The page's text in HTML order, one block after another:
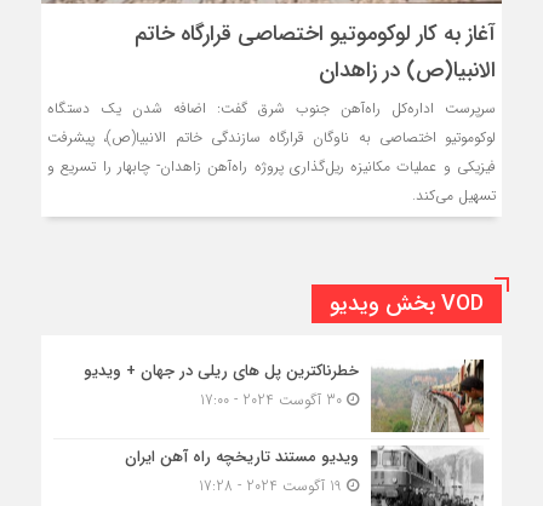
آغاز به کار لوکوموتیو اختصاصی قرارگاه خاتم
الانبیا(ص) در زاهدان
سرپرست اداره‌کل راه‌آهن جنوب شرق گفت: اضافه شدن یک دستگاه
لوکوموتیو اختصاصی به ناوگان قرارگاه سازندگی خاتم الانبیا(ص)، پیشرفت
فیزیکی و عملیات مکانیزه ریل‌گذاری پروژه راه‌آهن زاهدان- چابهار را تسریع و
تسهیل می‌کند.
VOD بخش ویدیو
خطرناکترین پل های ریلی در جهان + ویدیو
30 آگوست 2024 - 17:00
ویدیو مستند تاریخچه راه آهن ایران